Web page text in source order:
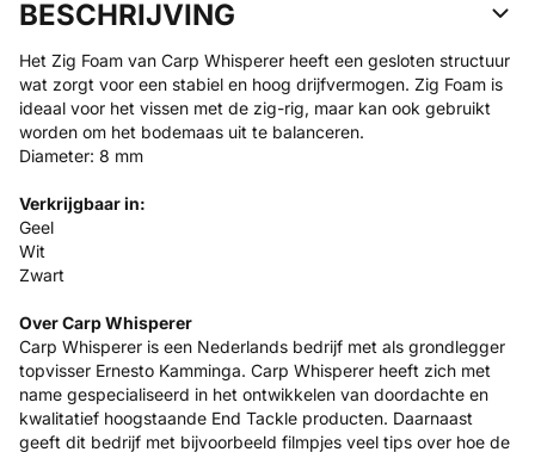
BESCHRIJVING
Het Zig Foam van Carp Whisperer heeft een gesloten structuur
wat zorgt voor een stabiel en hoog drijfvermogen. Zig Foam is
ideaal voor het vissen met de zig-rig, maar kan ook gebruikt
worden om het bodemaas uit te balanceren.
Diameter: 8 mm
Verkrijgbaar in:
Geel
Wit
Zwart
Over Carp Whisperer
Carp Whisperer is een Nederlands bedrijf met als grondlegger
topvisser Ernesto Kamminga. Carp Whisperer heeft zich met
name gespecialiseerd in het ontwikkelen van doordachte en
kwalitatief hoogstaande End Tackle producten. Daarnaast
geeft dit bedrijf met bijvoorbeeld filmpjes veel tips over hoe de